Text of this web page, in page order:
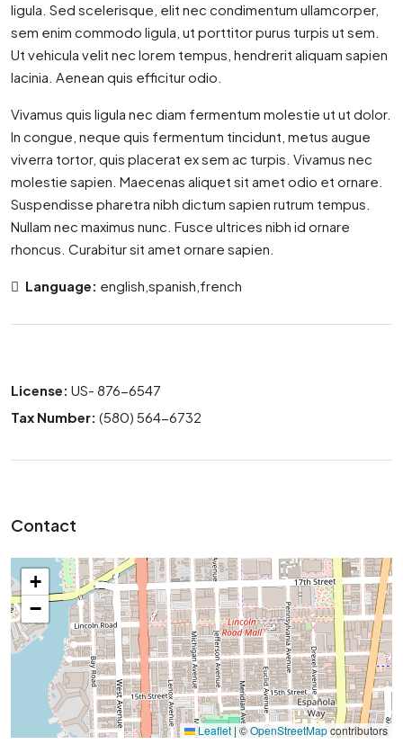
ligula. Sed scelerisque, elit nec condimentum ullamcorper,
sem enim commodo ligula, ut porttitor purus turpis ut sem.
Ut vehicula velit nec lorem tempus, hendrerit aliquam sapien
lacinia. Aenean quis efficitur odio.
Vivamus quis ligula nec diam fermentum molestie ut ut dolor.
In congue, neque quis fermentum tincidunt, metus augue
viverra tortor, quis placerat ex sem ac turpis. Vivamus nec
molestie sapien. Maecenas aliquet sit amet odio et ornare.
Suspendisse pharetra nibh dictum sapien rutrum tempus.
Nullam nec maximus nunc. Fusce ultrices nibh id ornare
rhoncus. Curabitur sit amet ornare sapien.
Language: english,spanish,french
License: US- 876-6547
Tax Number: (580) 564-6732
Contact
+
−
Leaflet | ©OpenStreetMapcontributors